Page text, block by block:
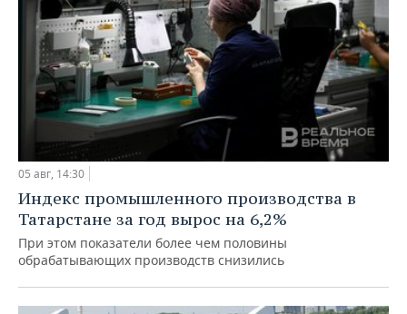
05 авг, 14:30
Индекс промышленного производства в
Татарстане за год вырос на 6,2%
При этом показатели более чем половины
обрабатывающих производств снизились